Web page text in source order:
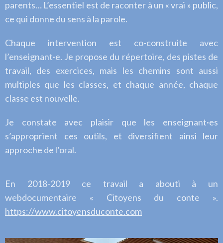
parents… L’essentiel est de raconter à un « vrai » public,
ce qui donne du sens à la parole.
Chaque intervention est co-construite avec
l’enseignant·e. Je propose du répertoire, des pistes de
travail, des exercices, mais les chemins sont aussi
multiples que les classes, et chaque année, chaque
classe est nouvelle.
Je constate avec plaisir que les enseignant·es
s’approprient ces outils, et diversifient ainsi leur
approche de l’oral.
En 2018-2019 ce travail a abouti à un
webdocumentaire « Citoyens du conte ».
https://www.citoyensduconte.com